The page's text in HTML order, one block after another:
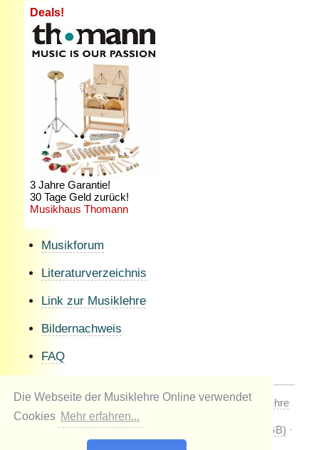
Die Webseite der Musiklehre Online verwendet
Cookies Mehr erfahren...
Musikforum
Literaturverzeichnis
Link zur Musiklehre
Bildernachweis
FAQ
© 1998 / 2026 by Johannes Kaiser-KaplanerMusiklehre
Online- Alle Rechte vorbehalten!
Impressum·Copyright· Nutzungsbedingungen (AGB) ·
Datenschutzerklärung